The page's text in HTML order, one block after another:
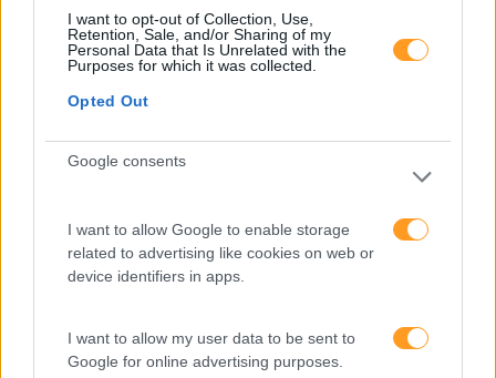
I want to opt-out of Collection, Use,
Retention, Sale, and/or Sharing of my
Personal Data that Is Unrelated with the
Purposes for which it was collected.
Opted Out
Google consents
I want to allow Google to enable storage
related to advertising like cookies on web or
device identifiers in apps.
I want to allow my user data to be sent to
Google for online advertising purposes.
O futuro dos líderes é
decidir com base em
dados e os dados
Fazer perguntas tira-nos
do piloto automático
“Formação em IA para
meter a mão na massa”